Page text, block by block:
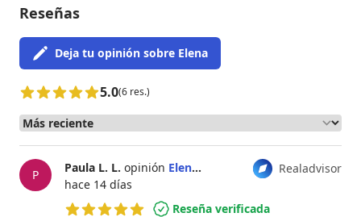
Reseñas
Deja tu opinión sobre Elena
5.0(6 res.)
P Realadvisor
Paula L. L. opinión Elena Calonge Díez
hace 14 días
Reseña verificada